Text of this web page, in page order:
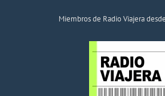
Miembros de Radio Viajera